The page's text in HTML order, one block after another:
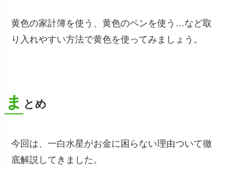
黄色の家計簿を使う、黄色のペンを使う…など取
り入れやすい方法で黄色を使ってみましょう。
ま とめ
今回は、一白水星がお金に困らない理由ついて徹
底解説してきました。